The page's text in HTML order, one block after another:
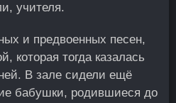
учителя.
и предвоенных песен,
которая тогда казалась
В зале сидели ещё
бабушки, родившиеся до